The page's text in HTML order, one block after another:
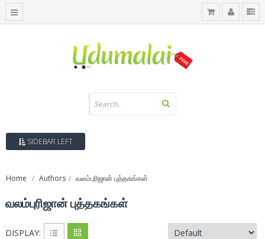
SIDEBAR LEFT
Home Authors வலம்புரிஜான் புத்தகங்கள்
வலம்புரிஜான் புத்தகங்கள்
DISPLAY: